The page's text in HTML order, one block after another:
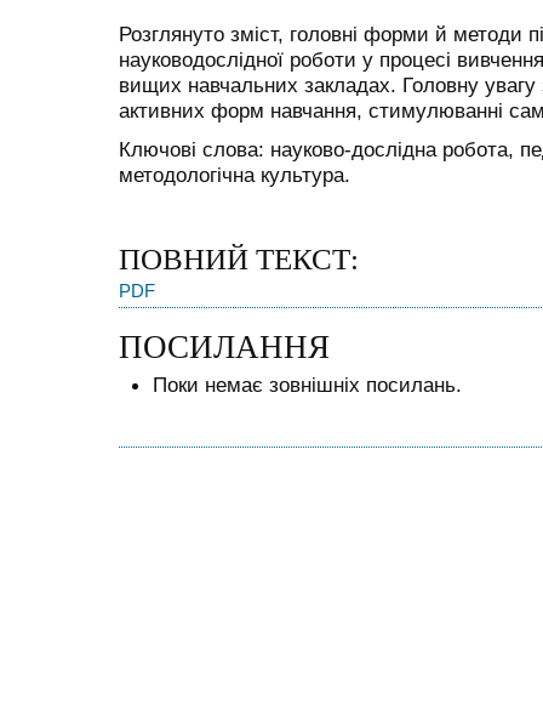
Розглянуто зміст, головні форми й методи
науководослідної роботи у процесі
вищих навчальних закладах. Головну увагу
активних форм навчання, стимулюванні
Ключові слова: науково-дослідна робота,
методологічна культура.
ПОВНИЙ ТЕКСТ:
PDF
ПОСИЛАННЯ
Поки немає зовнішніх посилань.